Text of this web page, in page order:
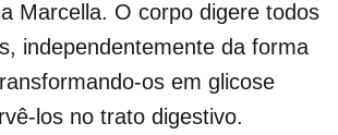
Marcella. O corpo digere todos
independentemente da forma
os em glicose
los no trato digestivo.